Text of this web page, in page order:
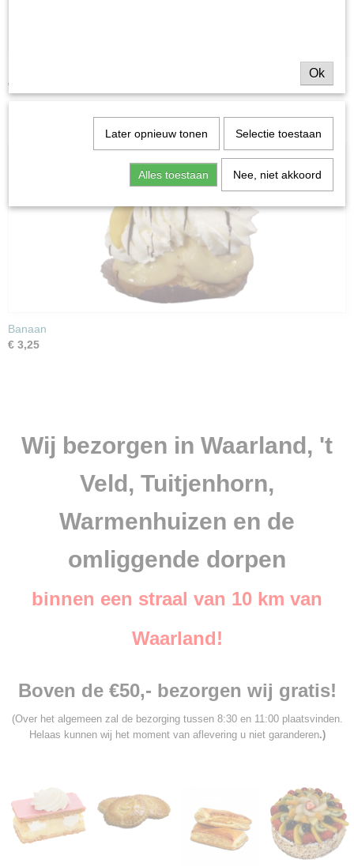
€ 3,25
Banaan
€ 3,25
Wij bezorgen in Waarland, 't
Veld, Tuitjenhorn,
Warmenhuizen en de
omliggende dorpen
binnen een straal van 10 km van
Waarland!
Boven de €50,- bezorgen wij gratis!
(Over het algemeen zal de bezorging tussen 8:30 en 11:00 plaatsvinden.
Helaas kunnen wij het moment van aflevering u niet garanderen.)
Ok
Later opnieuw tonen Selectie toestaan
Alles toestaan Nee, niet akkoord